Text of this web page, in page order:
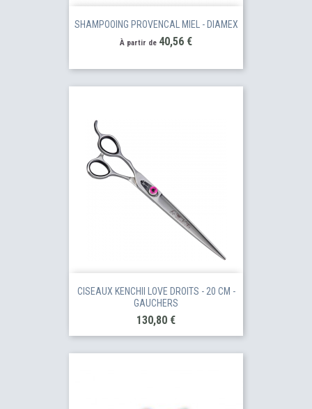
SHAMPOOING PROVENCAL MIEL - DIAMEX
À partir de Prix
40,56 €
CISEAUX KENCHII LOVE DROITS - 20 CM -
GAUCHERS
Prix
130,80 €